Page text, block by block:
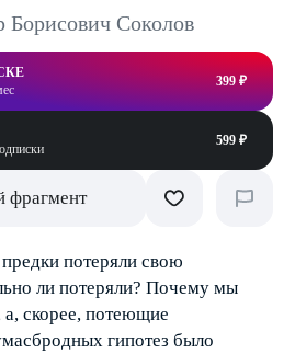
Борисович Соколов
399 ₽
599 ₽
фрагмент
потеряли свою
ли потеряли? Почему мы
скорее, потеющие
гипотез было